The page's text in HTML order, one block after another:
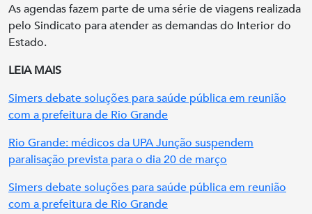
As agendas fazem parte de uma série de viagens realizada
pelo Sindicato para atender as demandas do Interior do
Estado.
LEIA MAIS
Simers debate soluções para saúde pública em reunião
com a prefeitura de Rio Grande
Rio Grande: médicos da UPA Junção suspendem
paralisação prevista para o dia 20 de março
Simers debate soluções para saúde pública em reunião
com a prefeitura de Rio Grande